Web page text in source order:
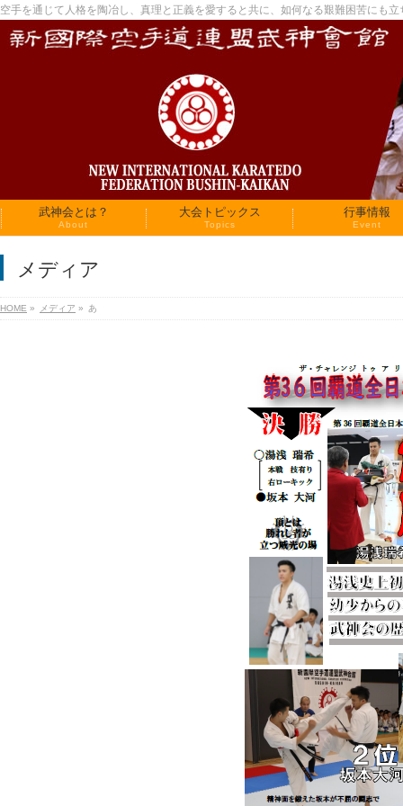
空手を通じて人格を陶冶し、真理と正義を愛すると共に、如何なる艱難困苦にも
武神会とは？
About
大会トピックス
Topics
行事情報
Event
メディア
HOME » メディア » あ